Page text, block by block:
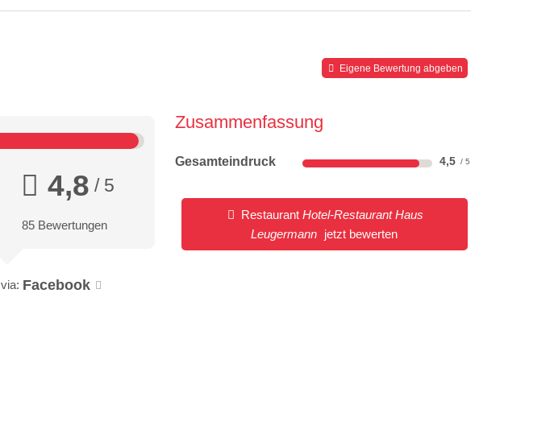
Eigene Bewertung abgeben
Zusammenfassung
Gesamteindruck 4,5
RestaurantHotel-Restaurant Haus
Leugermann jetzt bewerten
4,8 / 5
85 Bewertungen
via: Facebook